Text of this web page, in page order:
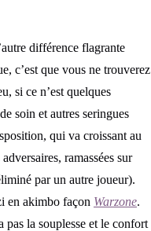
différence flagrante
c’est que vous ne trouverez
si ce n’est quelques
soin et autres seringues
qui va croissant au
ramassées sur
par un autre joueur).
en akimbo façon Warzone.
pas la souplesse et le confort